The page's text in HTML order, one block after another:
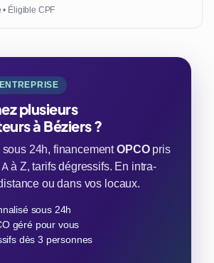
Éligible CPF
plusieurs
à Béziers ?
24h, financementOPCOpris
à Z, tarifs dégressifs. En intra-
ou dans vos locaux.
sous 24h
géré pour vous
dès 3 personnes